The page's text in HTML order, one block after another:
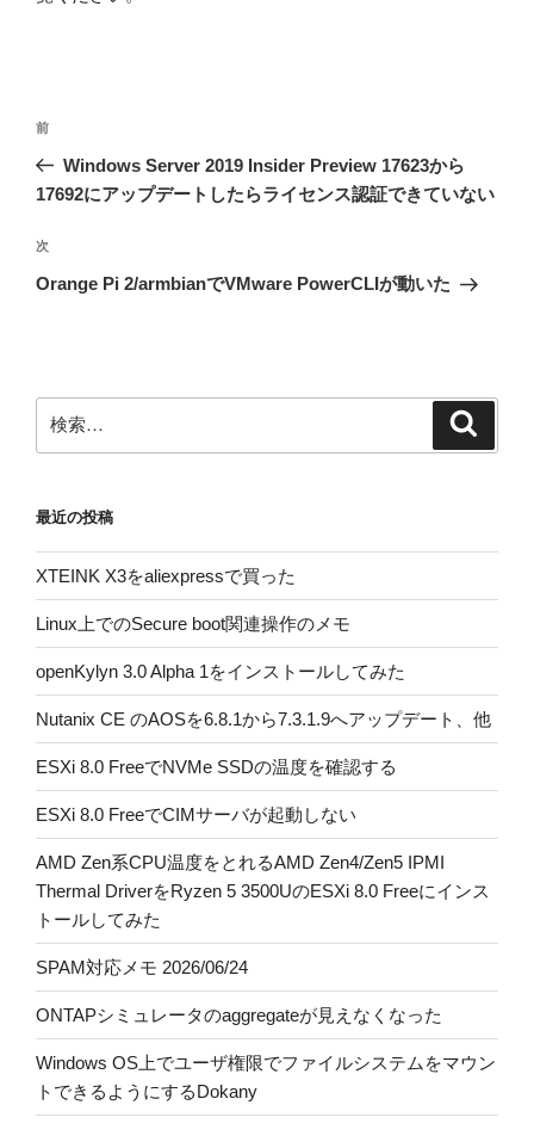
投
ナ
ゲ
ー
前
の
投
前
Windows Server 2019 Insider Preview 17623から
17692にアップデートしたらライセンス認証できていない
次
の
次
Orange Pi 2/armbianでVMware PowerCLIが動いた
索:
最近の投稿
XTEINK X3をaliexpressで買った
Linux上でのSecure boot関連操作のメモ
openKylyn 3.0 Alpha 1をインストールしてみた
Nutanix CE のAOSを6.8.1から7.3.1.9へアップデート、他
ESXi 8.0 FreeでNVMe SSDの温度を確認する
ESXi 8.0 FreeでCIMサーバが起動しない
AMD Zen系CPU温度をとれるAMD Zen4/Zen5 IPMI
Thermal DriverをRyzen 5 3500UのESXi 8.0 Freeにインス
トールしてみた
SPAM対応メモ 2026/06/24
ONTAPシミュレータのaggregateが見えなくなった
Windows OS上でユーザ権限でファイルシステムをマウン
トできるようにするDokany